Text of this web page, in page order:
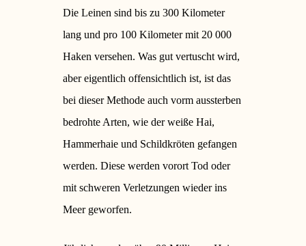
Die Leinen sind bis zu 300 Kilometer
lang und pro 100 Kilometer mit 20 000
Haken versehen. Was gut vertuscht wird,
aber eigentlich offensichtlich ist, ist das
bei dieser Methode auch vorm aussterben
bedrohte Arten, wie der weiße Hai,
Hammerhaie und Schildkröten gefangen
werden. Diese werden vorort Tod oder
mit schweren Verletzungen wieder ins
Meer geworfen.